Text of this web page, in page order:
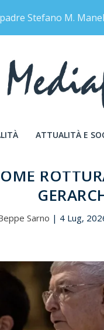
Stefano M.
ATTUALITÀ E
Sarno | 4 Lug,